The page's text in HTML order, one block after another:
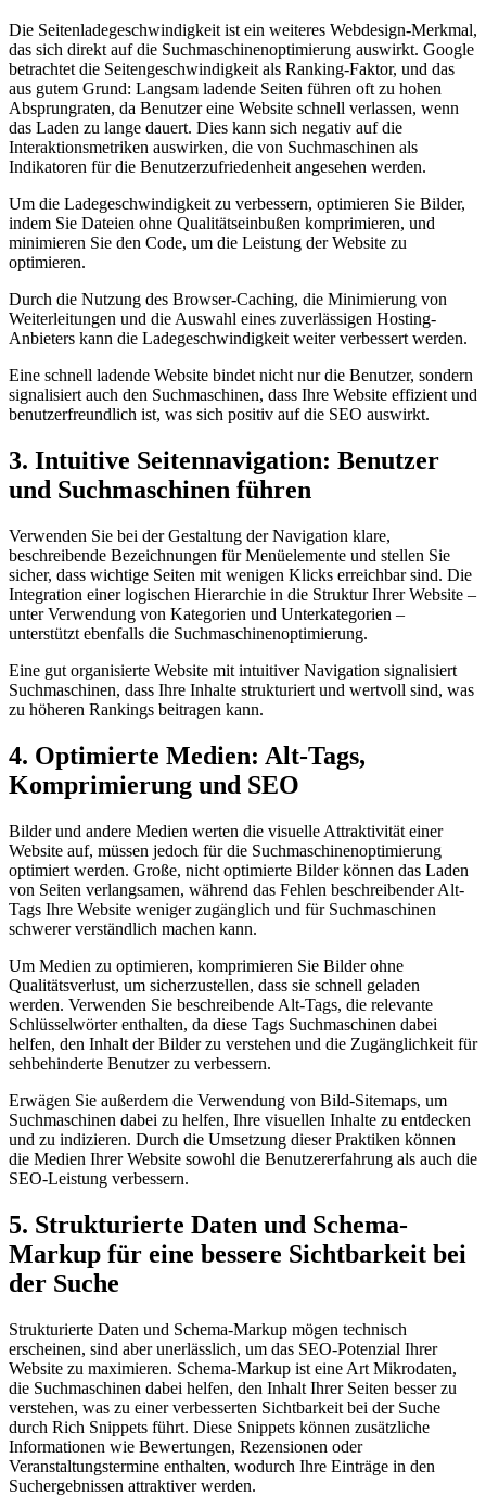
Die Seitenladegeschwindigkeit ist ein weiteres Webdesign-Merkmal,
das sich direkt auf die Suchmaschinenoptimierung auswirkt. Google
betrachtet die Seitengeschwindigkeit als Ranking-Faktor, und das
aus gutem Grund: Langsam ladende Seiten führen oft zu hohen
Absprungraten, da Benutzer eine Website schnell verlassen, wenn
das Laden zu lange dauert. Dies kann sich negativ auf die
Interaktionsmetriken auswirken, die von Suchmaschinen als
Indikatoren für die Benutzerzufriedenheit angesehen werden.
Um die Ladegeschwindigkeit zu verbessern, optimieren Sie Bilder,
indem Sie Dateien ohne Qualitätseinbußen komprimieren, und
minimieren Sie den Code, um die Leistung der Website zu
optimieren.
Durch die Nutzung des Browser-Caching, die Minimierung von
Weiterleitungen und die Auswahl eines zuverlässigen Hosting-
Anbieters kann die Ladegeschwindigkeit weiter verbessert werden.
Eine schnell ladende Website bindet nicht nur die Benutzer, sondern
signalisiert auch den Suchmaschinen, dass Ihre Website effizient und
benutzerfreundlich ist, was sich positiv auf die SEO auswirkt.
3. Intuitive Seitennavigation: Benutzer
und Suchmaschinen führen
Verwenden Sie bei der Gestaltung der Navigation klare,
beschreibende Bezeichnungen für Menüelemente und stellen Sie
sicher, dass wichtige Seiten mit wenigen Klicks erreichbar sind. Die
Integration einer logischen Hierarchie in die Struktur Ihrer Website –
unter Verwendung von Kategorien und Unterkategorien –
unterstützt ebenfalls die Suchmaschinenoptimierung.
Eine gut organisierte Website mit intuitiver Navigation signalisiert
Suchmaschinen, dass Ihre Inhalte strukturiert und wertvoll sind, was
zu höheren Rankings beitragen kann.
4. Optimierte Medien: Alt-Tags,
Komprimierung und SEO
Bilder und andere Medien werten die visuelle Attraktivität einer
Website auf, müssen jedoch für die Suchmaschinenoptimierung
optimiert werden. Große, nicht optimierte Bilder können das Laden
von Seiten verlangsamen, während das Fehlen beschreibender Alt-
Tags Ihre Website weniger zugänglich und für Suchmaschinen
schwerer verständlich machen kann.
Um Medien zu optimieren, komprimieren Sie Bilder ohne
Qualitätsverlust, um sicherzustellen, dass sie schnell geladen
werden. Verwenden Sie beschreibende Alt-Tags, die relevante
Schlüsselwörter enthalten, da diese Tags Suchmaschinen dabei
helfen, den Inhalt der Bilder zu verstehen und die Zugänglichkeit für
sehbehinderte Benutzer zu verbessern.
Erwägen Sie außerdem die Verwendung von Bild-Sitemaps, um
Suchmaschinen dabei zu helfen, Ihre visuellen Inhalte zu entdecken
und zu indizieren. Durch die Umsetzung dieser Praktiken können
die Medien Ihrer Website sowohl die Benutzererfahrung als auch die
SEO-Leistung verbessern.
5. Strukturierte Daten und Schema-
Markup für eine bessere Sichtbarkeit bei
der Suche
Strukturierte Daten und Schema-Markup mögen technisch
erscheinen, sind aber unerlässlich, um das SEO-Potenzial Ihrer
Website zu maximieren. Schema-Markup ist eine Art Mikrodaten,
die Suchmaschinen dabei helfen, den Inhalt Ihrer Seiten besser zu
verstehen, was zu einer verbesserten Sichtbarkeit bei der Suche
durch Rich Snippets führt. Diese Snippets können zusätzliche
Informationen wie Bewertungen, Rezensionen oder
Veranstaltungstermine enthalten, wodurch Ihre Einträge in den
Suchergebnissen attraktiver werden.